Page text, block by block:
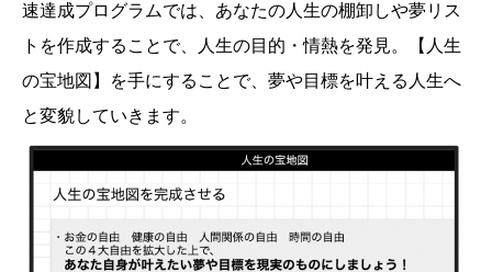
速達成プログラムでは、あなたの人生の棚卸しや夢リス
トを作成することで、人生の目的・情熱を発見。【人生
の宝地図】を手にすることで、夢や目標を叶える人生へ
と変貌していきます。